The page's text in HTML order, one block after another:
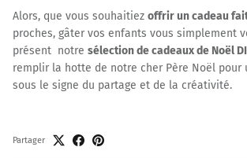
Alors, que vous souhaitiez offrir un cadeau
proches, gâter vos enfants vous simplement
présent notre sélection de cadeaux de Noël
remplir la hotte de notre cher Père Noël pour
sous le signe du partage et de la créativité.
Partager